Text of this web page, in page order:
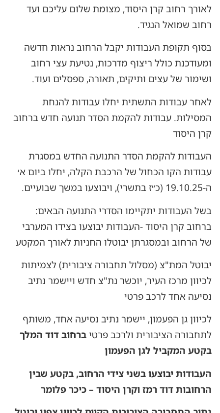
לאורך רחוב קרן היסוד, מצומת שלום עליכם ועד
רחוב שמואל הנגיד.
בסוף תקופת העבודות יקבל הרחוב נראות חדשה
ומעודכנת כולל ריצוף מדרכות, נטיעת עצי רחוב
ושימור של עצים ותיקים, תאורה, ספסלים ועוד.
לאחר עבודות התשתית יחלו עבודות להנחת
המסילות. עבודות להקמת הסדר תנועה חדש ברחוב
קרן היסוד
העבודות להקמת הסדר התנועה החדש במסגרת
עבודות הקו הכחול של הרכבת הקלה, יחלו ביום א׳
ה-19.10.25 (כ״ז בתשרי), ויבוצעו במשך שבועיים.
בשל העבודות יתקיימו הסדרי התנועה הבאים:
ברחוב קרן היסוד -העבודות יבוצעו בצידו המערבי
של הרחוב ובמסגרתן יבוטלו החניות לאורך המקטע
יבוטל המת"צ (מסלול תחבורה ציבורית) לצמיתות
לכיוון מרכז העיר, יוכשר נת"צ חדש ויישמר נתיב
נסיעה אחד לרכב פרטי
לכיוון גן הפעמון, יישמר נתיב נסיעה אחד, משותף
לתחבורה הציבורית ולרכב פרטיברחוב דוד המלך
בקטע המקביל לגן הפעמון
העבודות יבוצעו בשני צידי הרחוב, בקטע שבין
הרחובות דוד רמז וקרן היסוד – כיכר פלומר